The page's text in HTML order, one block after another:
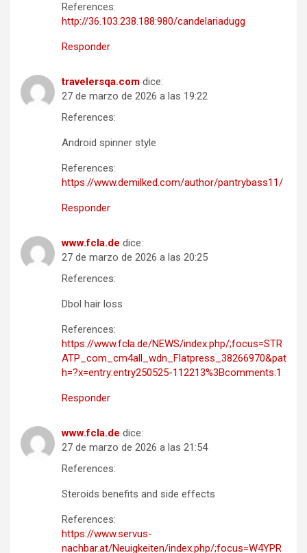
References:
http://36.103.238.188:980/candelariadugg
Responder
travelersqa.com dice:
27 de marzo de 2026 a las 19:22
References:
Android spinner style
References:
https://www.demilked.com/author/pantrybass11/
Responder
www.fcla.de dice:
27 de marzo de 2026 a las 20:25
References:
Dbol hair loss
References:
https://www.fcla.de/NEWS/index.php/;focus=STR
ATP_com_cm4all_wdn_Flatpress_38266970&pat
h=?x=entry:entry250525-112213%3Bcomments:1
Responder
www.fcla.de dice:
27 de marzo de 2026 a las 21:54
References:
Steroids benefits and side effects
References:
https://www.servus-
nachbar.at/Neuigkeiten/index.php/;focus=W4YPR